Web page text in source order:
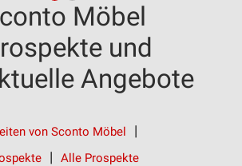
Möbel
und
Angebote
von Sconto Möbel
Alle Prospekte